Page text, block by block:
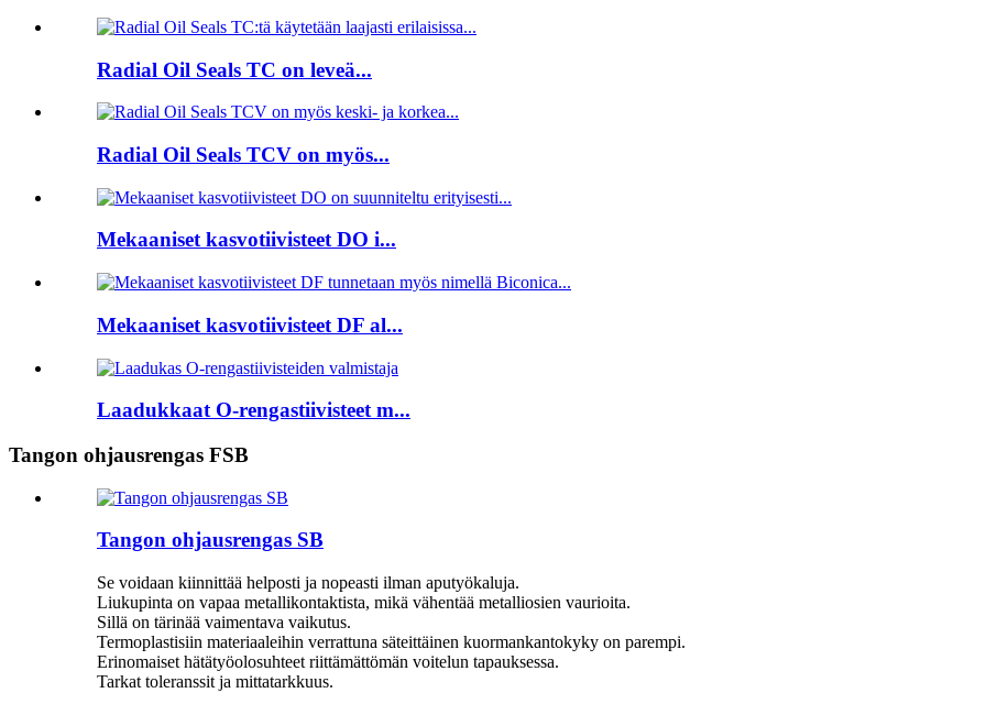
Radial Oil Seals TC on leveä...
Radial Oil Seals TCV on myös...
Mekaaniset kasvotiivisteet DO i...
Mekaaniset kasvotiivisteet DF al...
Laadukkaat O-rengastiivisteet m...
Tangon ohjausrengas FSB
Tangon ohjausrengas SB
Se voidaan kiinnittää helposti ja nopeasti ilman aputyökaluja.
Liukupinta on vapaa metallikontaktista, mikä vähentää metalliosien vaurioita.
Sillä on tärinää vaimentava vaikutus.
Termoplastisiin materiaaleihin verrattuna säteittäinen kuormankantokyky on parempi.
Erinomaiset hätätyöolosuhteet riittämättömän voitelun tapauksessa.
Tarkat toleranssit ja mittatarkkuus.